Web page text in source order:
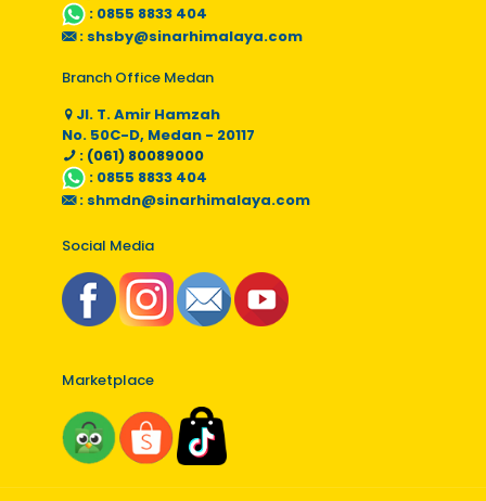
: 0855 8833 404
: shsby@sinarhimalaya.com
Branch Office Medan
Jl. T. Amir Hamzah
No. 50C-D, Medan - 20117
: (061) 80089000
: 0855 8833 404
: shmdn@sinarhimalaya.com
Social Media
Marketplace